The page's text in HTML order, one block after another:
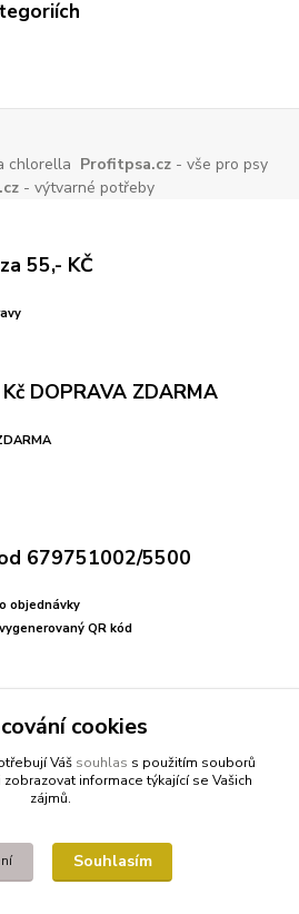
chlorella Profitpsa.cz - vše pro psy
- výtvarné potřeby
55,- KČ
DOPRAVA ZDARMA
679751002/5500
objednávky
QR kód
cookies
Váš souhlas s použitím souborů
informace týkající se Vašich
zájmů.
Souhlasím